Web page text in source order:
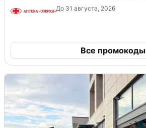
До 31 августа, 2026
Все промокоды